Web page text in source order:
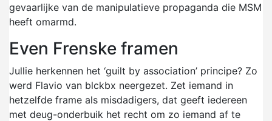
gevaarlijke van de manipulatieve propaganda die MSM
heeft omarmd.
Even Frenske framen
Jullie herkennen het ‘guilt by association’ principe? Zo
werd Flavio van blckbx neergezet. Zet iemand in
hetzelfde frame als misdadigers, dat geeft iedereen
met deug-onderbuik het recht om zo iemand af te